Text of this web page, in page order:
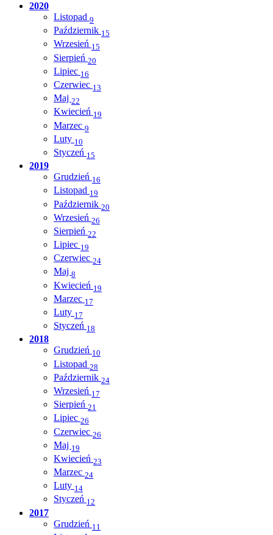
2020
Listopad 9
Październik 15
Wrzesień 15
Sierpień 20
Lipiec 16
Czerwiec 13
Maj 22
Kwiecień 19
Marzec 9
Luty 10
Styczeń 15
2019
Grudzień 16
Listopad 19
Październik 20
Wrzesień 26
Sierpień 22
Lipiec 19
Czerwiec 24
Maj 8
Kwiecień 19
Marzec 17
Luty 17
Styczeń 18
2018
Grudzień 10
Listopad 28
Październik 24
Wrzesień 17
Sierpień 21
Lipiec 26
Czerwiec 26
Maj 19
Kwiecień 23
Marzec 24
Luty 14
Styczeń 12
2017
Grudzień 11